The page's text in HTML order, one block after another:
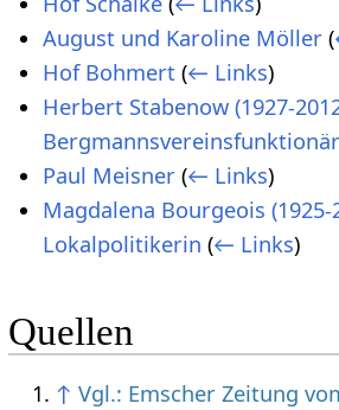
August und Karoline Möller (
Hof Bohmert (← Links)
Herbert Stabenow (1927-
Bergmannsvereinsfunktionär
Paul Meisner (← Links)
Magdalena Bourgeois (1925-
Lokalpolitikerin (← Links)
Quellen
↑ Vgl.: Emscher Zeitung